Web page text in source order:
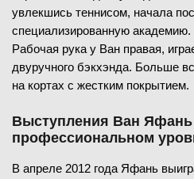
увлекшись теннисом, начала
специализированную академию.
Рабочая рука у Ван правая,
двуручного бэкхэнда. Больше
на кортах с жестким покрытием.
Выступления Ван Яфань
профессиональном
В апреле 2012 года Яфань